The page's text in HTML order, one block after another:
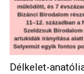
Délkelet-